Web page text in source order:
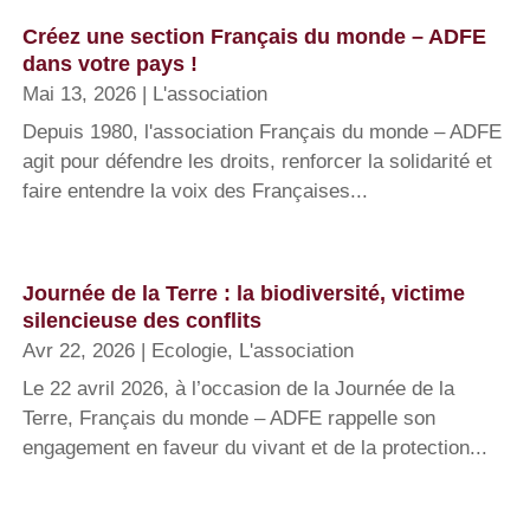
Créez une section Français du monde – ADFE
dans votre pays !
Mai 13, 2026
L'association
Depuis 1980, l'association Français du monde – ADFE
agit pour défendre les droits, renforcer la solidarité et
faire entendre la voix des Françaises...
Journée de la Terre : la biodiversité, victime
silencieuse des conflits
Avr 22, 2026 Ecologie, L'association
Le 22 avril 2026, à l’occasion de la Journée de la
Terre, Français du monde – ADFE rappelle son
engagement en faveur du vivant et de la protection...